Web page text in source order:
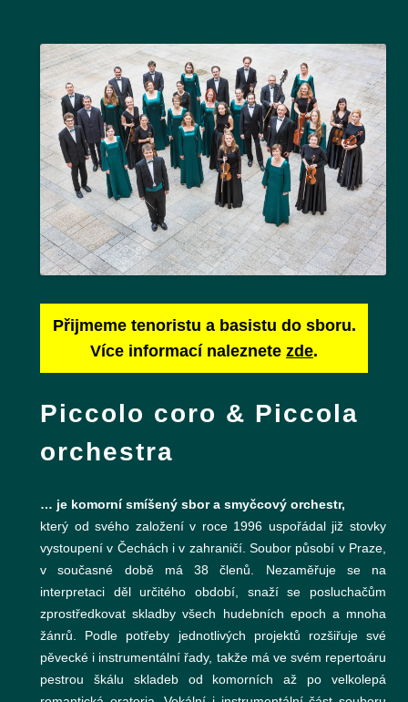
Přijmeme tenoristu a basistu do sboru.
Více informací naleznete zde.
Piccolo coro & Piccola
orchestra
… je komorní smíšený sbor a smyčcový orchestr,
který od svého založení v roce 1996 uspořádal již stovky
vystoupení v Čechách i v zahraničí. Soubor působí v Praze,
v současné době má 38 členů. Nezaměřuje se na
interpretaci děl určitého období, snaží se posluchačům
zprostředkovat skladby všech hudebních epoch a mnoha
žánrů. Podle potřeby jednotlivých projektů rozšiřuje své
pěvecké i instrumentální řady, takže má ve svém repertoáru
pestrou škálu skladeb od komorních až po velkolepá